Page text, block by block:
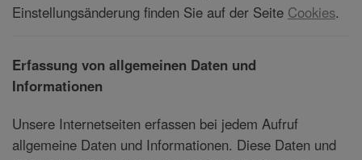
Einstellungsänderung finden Sie auf der Seite Cookies.
Erfassung von allgemeinen Daten und
Informationen
Unsere Internetseiten erfassen bei jedem Aufruf
allgemeine Daten und Informationen. Diese Daten und